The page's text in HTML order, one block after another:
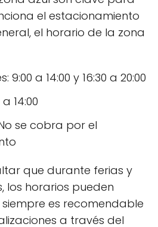
el estacionamiento
el horario de la zona
9:00 a 14:00 y 16:30 a 20:00
14:00
se cobra por el
que durante ferias y
los horarios pueden
es recomendable
a través del